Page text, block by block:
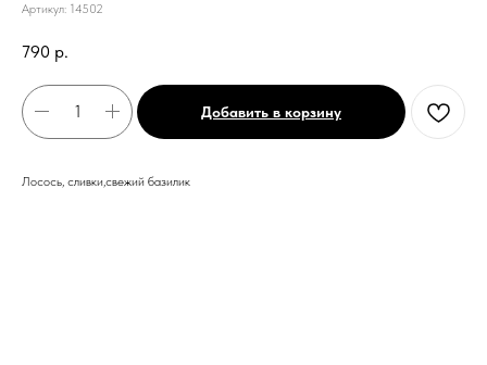
Артикул: 14502
790 р.
Добавить в корзину
Лосось, сливки,свежий базилик